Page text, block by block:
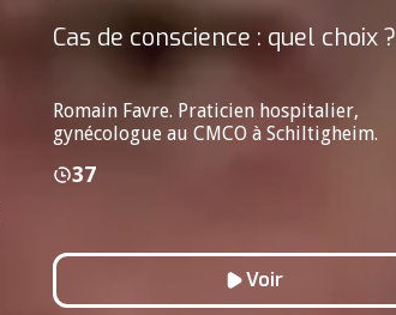
Cas de conscience : quel choix ?
Romain Favre. Praticien hospitalier,
gynécologue au CMCO à Schiltigheim.
37
Voir